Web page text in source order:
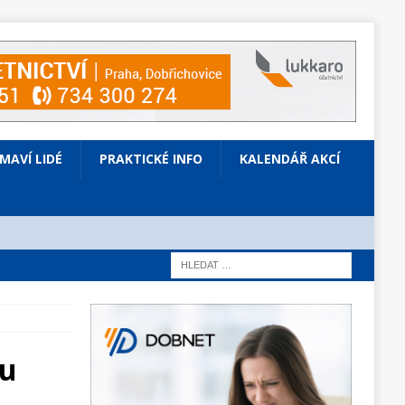
LIDÉ PRAKTICKÉ INFO KALENDÁŘ AKCÍ